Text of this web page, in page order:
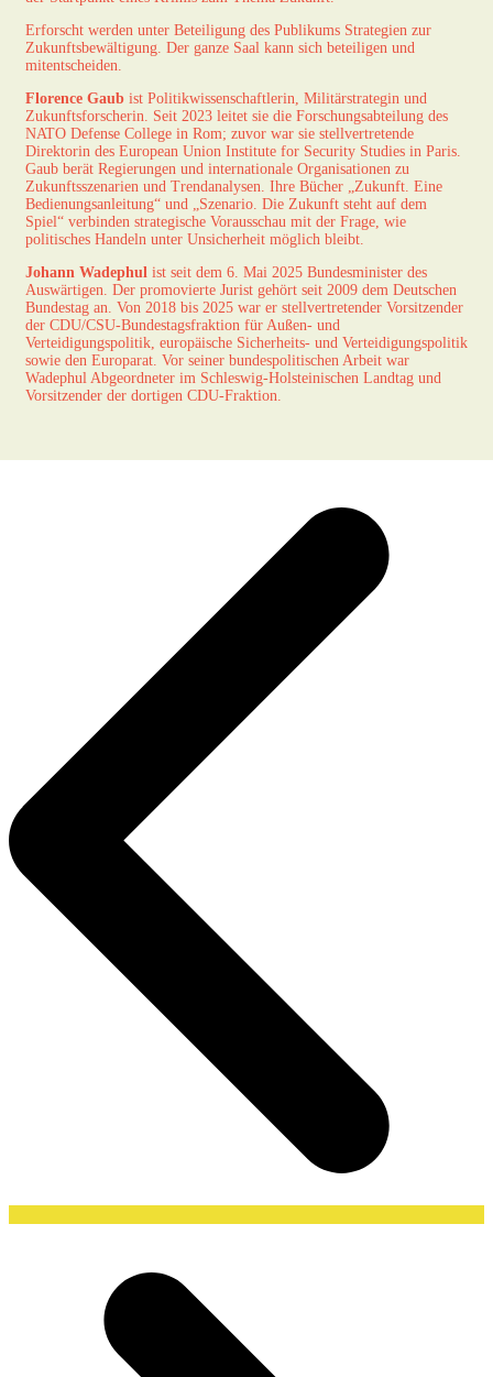
Erforscht werden unter Beteiligung des Publikums Strategien zur
Zukunftsbewältigung. Der ganze Saal kann sich beteiligen und
mitentscheiden.
Florence Gaub ist Politikwissenschaftlerin, Militärstrategin und
Zukunftsforscherin. Seit 2023 leitet sie die Forschungsabteilung des
NATO Defense College in Rom; zuvor war sie stellvertretende
Direktorin des European Union Institute for Security Studies in Paris.
Gaub berät Regierungen und internationale Organisationen zu
Zukunftsszenarien und Trendanalysen. Ihre Bücher „Zukunft. Eine
Bedienungsanleitung“ und „Szenario. Die Zukunft steht auf dem
Spiel“ verbinden strategische Vorausschau mit der Frage, wie
politisches Handeln unter Unsicherheit möglich bleibt.
Johann Wadephul ist seit dem 6. Mai 2025 Bundesminister des
Auswärtigen. Der promovierte Jurist gehört seit 2009 dem Deutschen
Bundestag an. Von 2018 bis 2025 war er stellvertretender Vorsitzender
der CDU/CSU-Bundestagsfraktion für Außen- und
Verteidigungspolitik, europäische Sicherheits- und Verteidigungspolitik
sowie den Europarat. Vor seiner bundespolitischen Arbeit war
Wadephul Abgeordneter im Schleswig-Holsteinischen Landtag und
Vorsitzender der dortigen CDU-Fraktion.